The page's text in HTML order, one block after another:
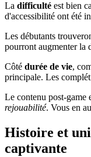
La difficulté est bien
d'accessibilité ont été
Les débutants
pourront augmenter la
Côté durée de vie,
principale. Les
Le contenu post-game
rejouabilité. Vous en
Histoire et
captivante